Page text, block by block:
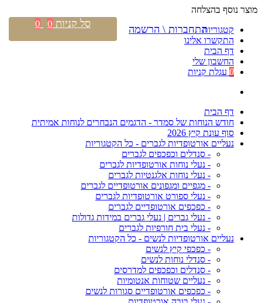
מוצר נוסף בהצלחה
קטגוריות
התקשרו אלינו
דף הבית
החשבון שלי
0 עגלת קניות
דף הבית
חודש הנוחות של סמדר - הדגמים הנבחרים לנוחות אמיתית
סוף עונת קיץ 2026
נעליים אורטופדיות לגברים - כל הקטגוריות
- סנדלים וכפכפים לגברים
- נעלי נוחות אורטופדיות לגברים
- נעלי נוחות אלגנטיות לגברים
- מגפיים ומגפונים אורטופדיים לגברים
- נעלי ספורט אורטופדיות לגברים
- כפכפים אורטופדיים לגברים
- נעלי גברים | נעלי גברים במידות גדולות
- נעלי בית חורפיות לגברים
נעליים אורטופדיות לנשים - כל הקטגוריות
- כפכפי קיץ לנשים
- סנדלי נוחות לנשים
- סנדלים וכפכפים למדרסים
- נעליים שטוחות אנטומיות
- כפכפים אורטופדיים סגורות לנשים
התחברות \ הרשמה סל קניות 0
0